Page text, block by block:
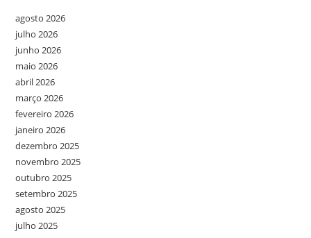
agosto 2026
julho 2026
junho 2026
maio 2026
abril 2026
março 2026
fevereiro 2026
janeiro 2026
dezembro 2025
novembro 2025
outubro 2025
setembro 2025
agosto 2025
julho 2025